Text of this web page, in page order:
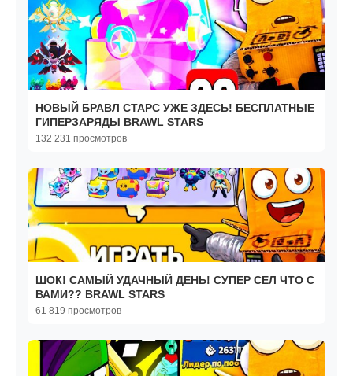
НОВЫЙ БРАВЛ СТАРС УЖЕ ЗДЕСЬ! БЕСПЛАТНЫЕ
ГИПЕРЗАРЯДЫ BRAWL STARS
132 231 просмотров
ШОК! САМЫЙ УДАЧНЫЙ ДЕНЬ! СУПЕР СЕЛ ЧТО С
ВАМИ?? BRAWL STARS
61 819 просмотров